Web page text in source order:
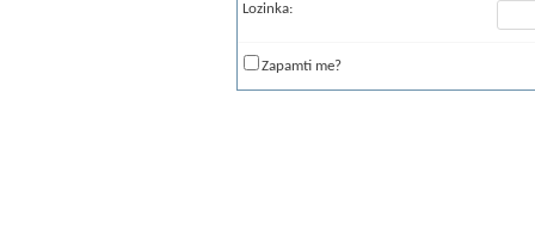
Lozinka:
Zapamti me?